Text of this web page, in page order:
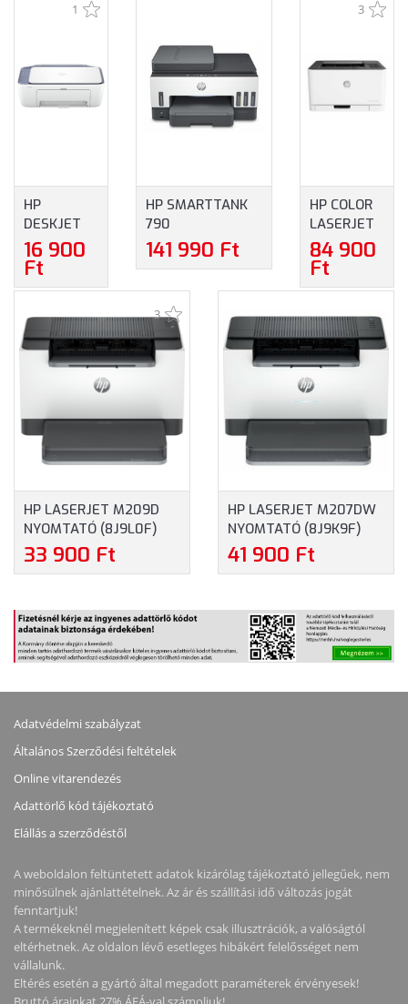
1
HP
DESKJET
2922 ALL-
IN-ONE
16 900
Ft
HP SMARTTANK
790
MULTIFUNKCIÓS
TINTASUGARAS
(4WF66A)
141 990 Ft
3
HP COLOR
LASERJET
PRO
150NW
NYOMTATÓ
(4ZB95A)
84 900
Ft
3
HP LASERJET M209D
NYOMTATÓ (8J9L0F)
33 900 Ft
HP LASERJET M207DW
NYOMTATÓ (8J9K9F)
41 900 Ft
Adatvédelmi szabályzat
Általános Szerződési feltételek
Online vitarendezés
Adattörlő kód tájékoztató
Elállás a szerződéstől
A weboldalon feltüntetett adatok kizárólag tájékoztató jellegűek, nem
minősülnek ajánlattételnek. Az ár és szállítási idő változás jogát
fenntartjuk!
A termékeknél megjelenített képek csak illusztrációk, a valóságtól
eltérhetnek. Az oldalon lévő esetleges hibákért felelősséget nem
vállalunk.
Eltérés esetén a gyártó által megadott paraméterek érvényesek!